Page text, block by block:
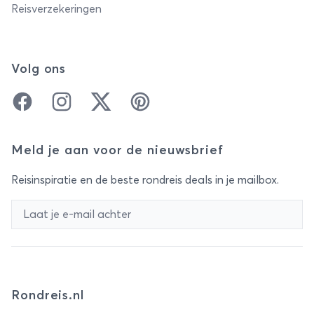
Reisverzekeringen
Volg ons
FacebookInstagramTwitter Pinterest
Meld je aan voor de nieuwsbrief
Reisinspiratie en de beste rondreis deals in je mailbox.
Rondreis.nl